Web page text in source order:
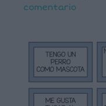
comentario